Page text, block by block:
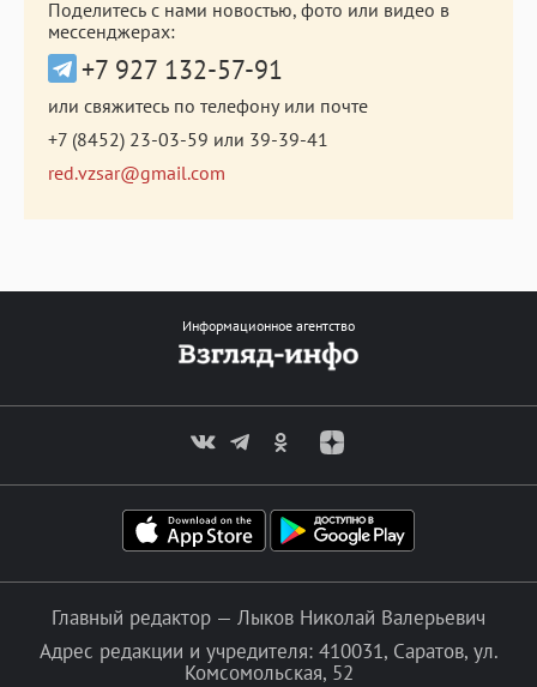
Поделитесь с нами новостью, фото или видео в
мессенджерах:
+7 927 132-57-91
или свяжитесь по телефону или почте
+7 (8452) 23-03-59 или 39-39-41
red.vzsar@gmail.com
Информационное агентство
Главный редактор — Лыков Николай Валерьевич
Адрес редакции и учредителя: 410031, Саратов, ул.
Комсомольская, 52